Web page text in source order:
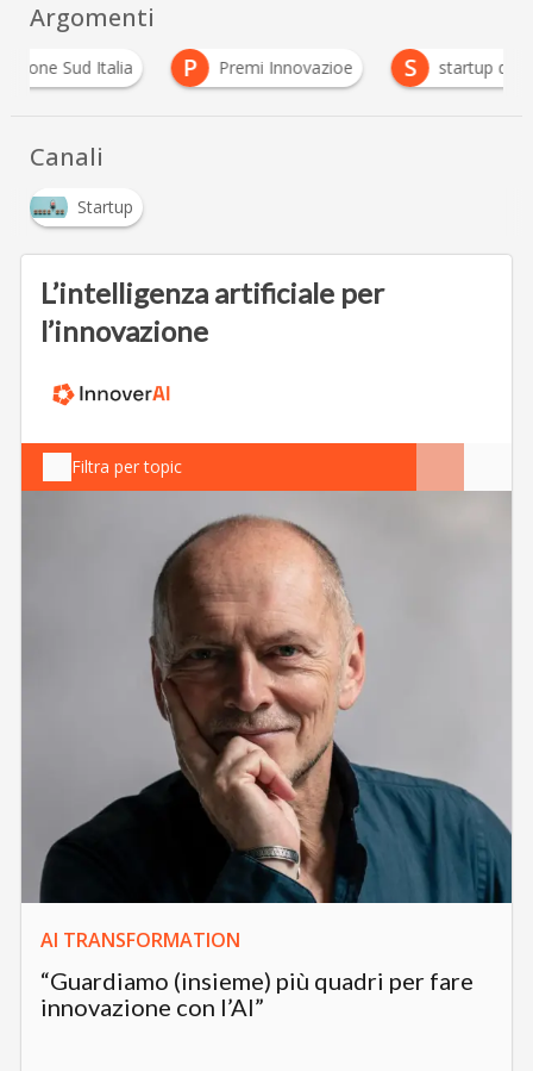
Argomenti
Italia P Premi Innovazioe S startup del sud
Canali
Startup
L’intelligenza artificiale per
l’innovazione
Filtra per topic
AI TRANSFORMATION
“Guardiamo (insieme) più quadri per fare
innovazione con l’AI”